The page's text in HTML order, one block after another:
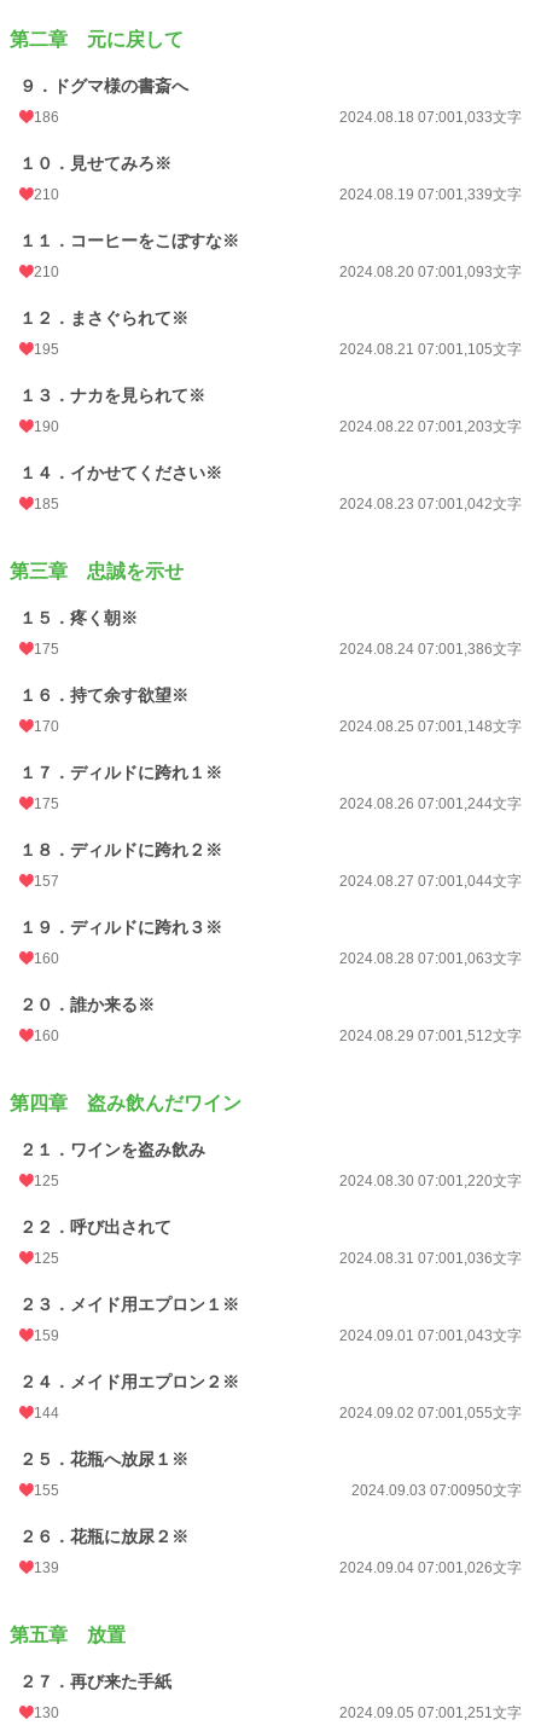
第二章 元に戻して
９．ドグマ様の書斎へ
186 2024.08.18 07:001,033文字
１０．見せてみろ※
210 2024.08.19 07:001,339文字
１１．コーヒーをこぼすな※
210 2024.08.20 07:001,093文字
１２．まさぐられて※
195 2024.08.21 07:001,105文字
１３．ナカを見られて※
190 2024.08.22 07:001,203文字
１４．イかせてください※
185 2024.08.23 07:001,042文字
第三章 忠誠を示せ
１５．疼く朝※
175 2024.08.24 07:001,386文字
１６．持て余す欲望※
170 2024.08.25 07:001,148文字
１７．ディルドに跨れ１※
175 2024.08.26 07:001,244文字
１８．ディルドに跨れ２※
157 2024.08.27 07:001,044文字
１９．ディルドに跨れ３※
160 2024.08.28 07:001,063文字
２０．誰か来る※
160 2024.08.29 07:001,512文字
第四章 盗み飲んだワイン
２１．ワインを盗み飲み
125 2024.08.30 07:001,220文字
２２．呼び出されて
125 2024.08.31 07:001,036文字
２３．メイド用エプロン１※
159 2024.09.01 07:001,043文字
２４．メイド用エプロン２※
144 2024.09.02 07:001,055文字
２５．花瓶へ放尿１※
155 2024.09.03 07:00950文字
２６．花瓶に放尿２※
139 2024.09.04 07:001,026文字
第五章 放置
２７．再び来た手紙
130 2024.09.05 07:001,251文字